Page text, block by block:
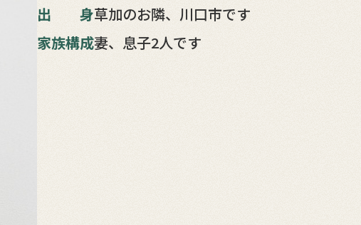
出身草加のお隣、川口市です
家族構成妻、息子2人です